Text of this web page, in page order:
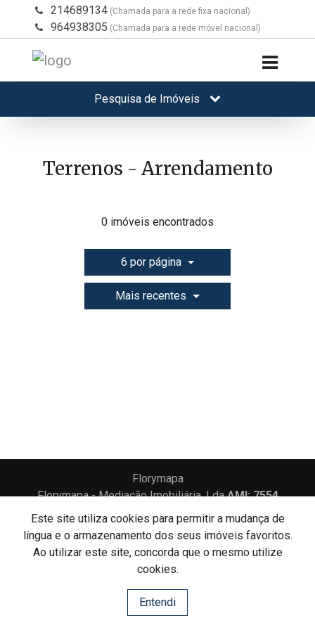
Este site utiliza cookies para permitir a mudança de
língua e o armazenamento dos seus imóveis favoritos.
Ao utilizar este site, concorda que o mesmo utilize
cookies.
Entendi
214689134 (Chamada para a rede fixa nacional)
964938305 (Chamada para a rede móvel nacional)
Pesquisa de Imóveis
Terrenos - Arrendamento
0 imóveis encontrados
6 por página
Mais recentes
Florymapa
Florymapa - Mediação Imobiliária, LdaAMI: 7554
Centros de Resolução de Litígios
Política de Privacidade
Livro de Reclamações
Website e CRM Imobiliário
Powered by